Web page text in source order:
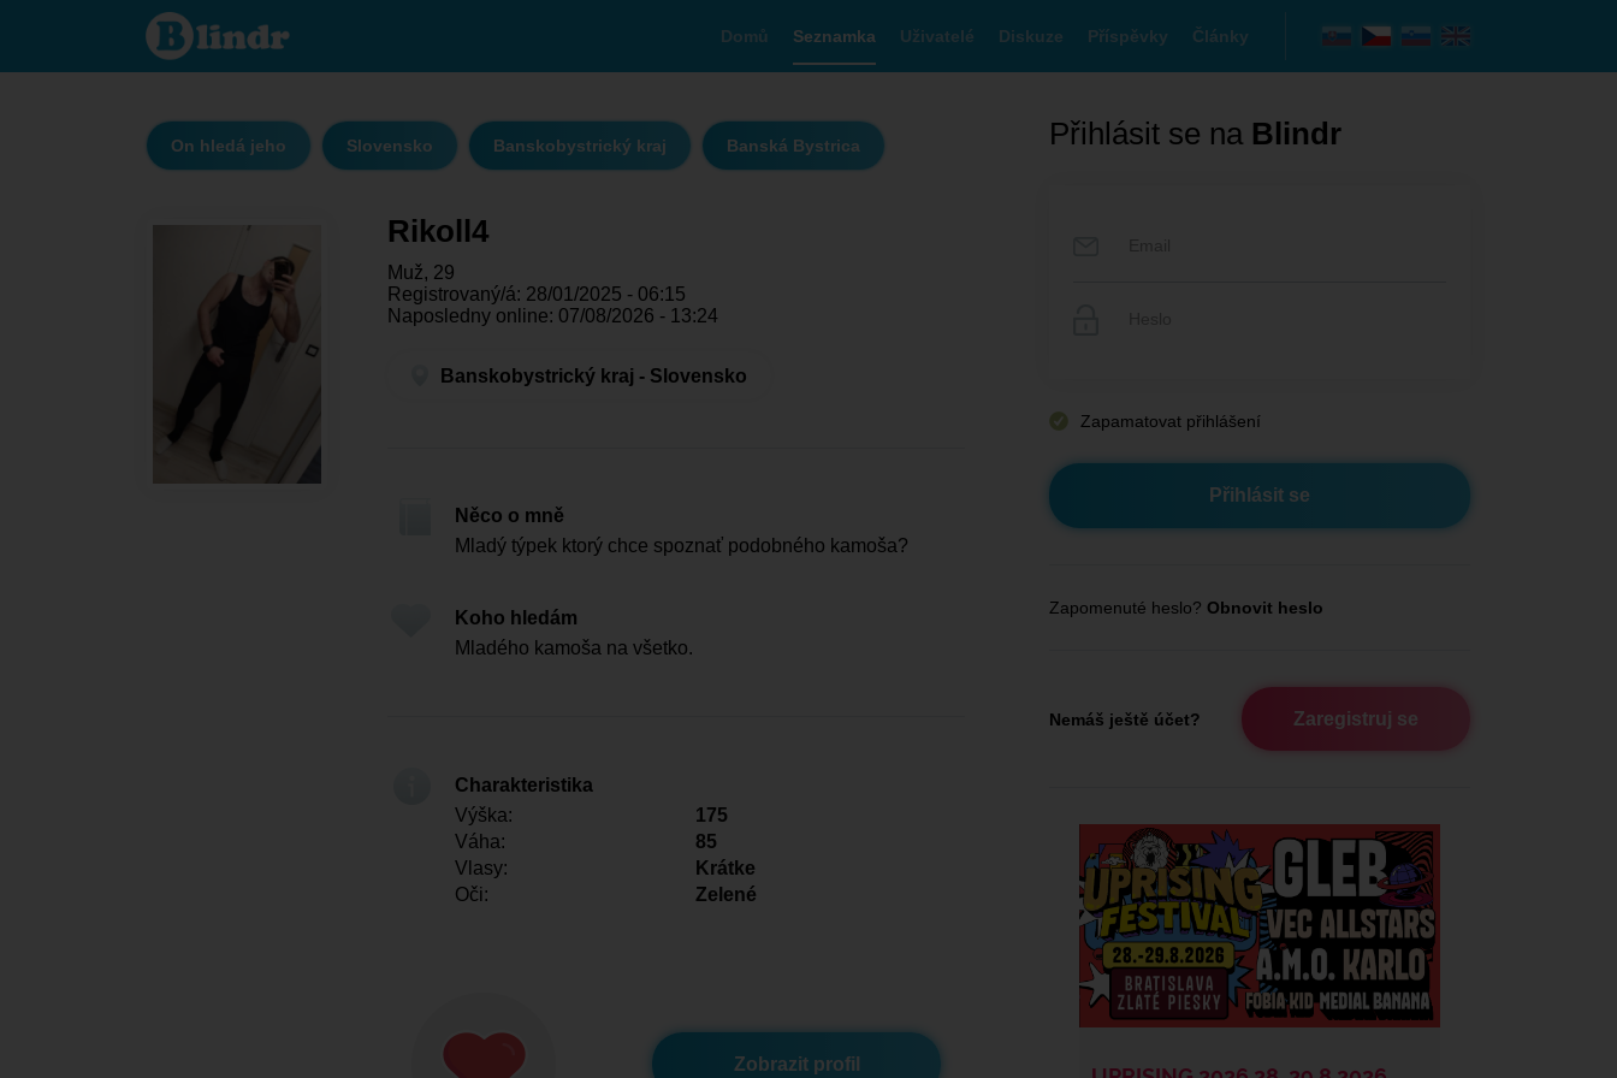
Rikoll4 - On
hledá jeho
Banskobystrický
Domů Seznamka Uživatelé Diskuze Příspěvky Články
On hledá jeho Slovensko Banskobystrický kraj Banská Bystrica
Rikoll4
Muž, 29
Registrovaný/á: 28/01/2025 - 06:15
Naposledny online: 07/08/2026 - 13:24
Banskobystrický kraj - Slovensko
Něco o mně
Mladý týpek ktorý chce spoznať podobného kamoša?
Koho hledám
Mladého kamoša na všetko.
Charakteristika
Výška:
175
Váha:
85
Vlasy:
Krátke
Oči:
Zelené
Zobrazit profil
Přihlásit se na Blindr
Zapamatovat přihlášení
Zapomenuté heslo? Obnovit heslo
Nemáš ještě účet? Zaregistruj se